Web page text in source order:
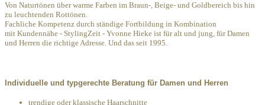
Von Naturtönen über warme Farben im Braun-, Beige- und Goldbereich bis hin
zu leuchtenden Rottönen.
Fachliche Kompetenz durch ständige Fortbildung in Kombination
mit Kundennähe - StylingZeit - Yvonne Hieke ist für alt und jung, für Damen
und Herren die richtige Adresse. Und das seit 1995.
Individuelle und typgerechte Beratung für Damen und Herren
trendige oder klassische Haarschnitte